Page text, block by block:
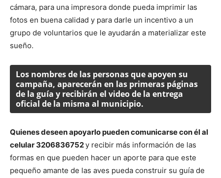
cámara, para una impresora donde pueda imprimir las
fotos en buena calidad y para darle un incentivo a un
grupo de voluntarios que le ayudarán a materializar este
sueño.
Los nombres de las personas que apoyen su
campaña, aparecerán en las primeras páginas
de la guía y recibirán el video de la entrega
oficial de la misma al municipio.
Quienes deseen apoyarlo pueden comunicarse con él al
celular 3206836752y recibir más información de las
formas en que pueden hacer un aporte para que este
pequeño amante de las aves pueda construir su guía de